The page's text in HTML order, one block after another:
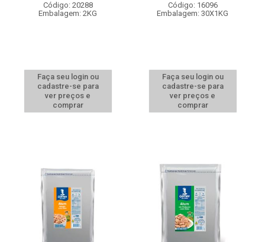
Código: 20288
Embalagem: 2KG
Faça seu login ou
cadastre-se para
ver preços e
comprar
Código: 16096
Embalagem: 30X1KG
Faça seu login ou
cadastre-se para
ver preços e
comprar